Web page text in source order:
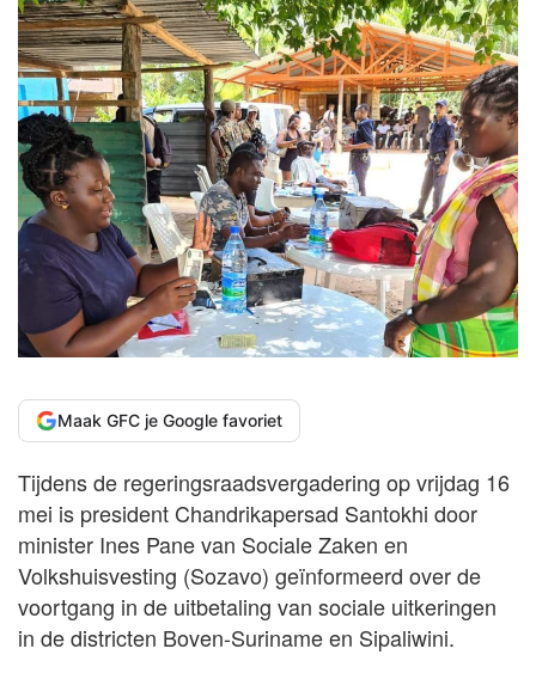
Maak GFC je Google favoriet
Tijdens de regeringsraadsvergadering op vrijdag 16
mei is president Chandrikapersad Santokhi door
minister Ines Pane van Sociale Zaken en
Volkshuisvesting (Sozavo) geïnformeerd over de
voortgang in de uitbetaling van sociale uitkeringen
in de districten Boven-Suriname en Sipaliwini.